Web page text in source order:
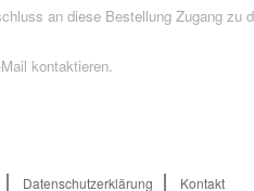
an diese Bestellung Zugang
kontaktieren.
Datenschutzerklärung Kontakt